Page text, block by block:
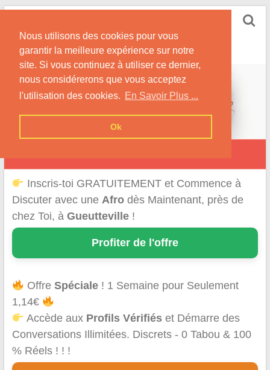
Nous utilisons des cookies pour vous
garantir la meilleure expérience sur notre
site. Si vous continuez à utiliser ce dernier,
nous considérerons que vous acceptez
l'utilisation des cookies. En Savoir Plus ...
Ok
Skip
content
Conseils pour des Rencontres Coquines avec des
Afros !
Inscris-toi GRATUITEMENT et Commence à
Discuter avec une Afrodès Maintenant, près de
chez Toi, à Gueutteville!
Profiter de l'offre
OffreSpéciale ! 1 Semaine pour Seulement
1,14€
Accède aux Profils Vérifiés et Démarre des
Conversations Illimitées. Discrets - 0 Tabou & 100
% Réels ! ! !